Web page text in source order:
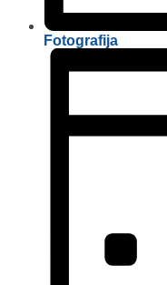
Fotografija